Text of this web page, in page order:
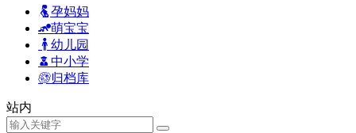
孕妈妈
萌宝宝
幼儿园
中小学
归档库
站内